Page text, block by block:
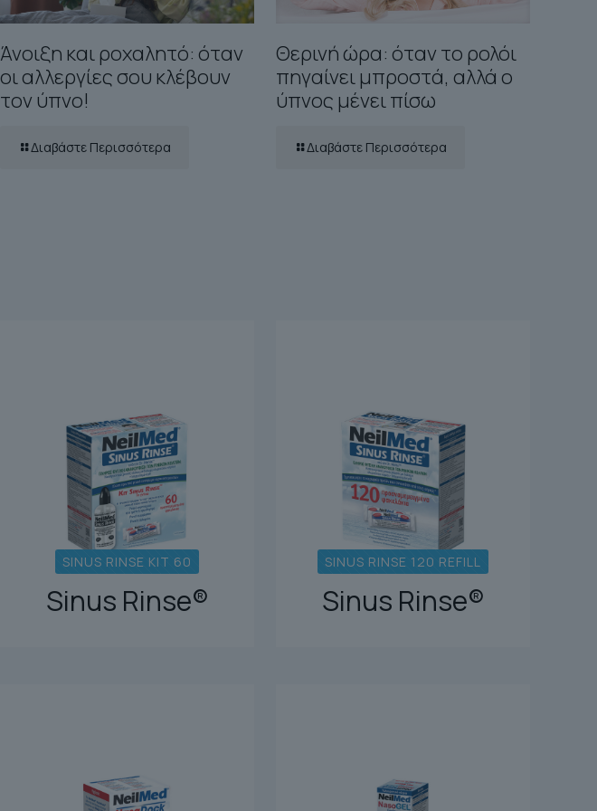
Άνοιξη και ροχαλητό: όταν
οι αλλεργίες σου κλέβουν
τον ύπνο!
Διαβάστε Περισσότερα
Θερινή ώρα: όταν το ρολόι
πηγαίνει μπροστά, αλλά ο
ύπνος μένει πίσω
Διαβάστε Περισσότερα
SINUS RINSE KIT 60
Sinus Rinse®
SINUS RINSE 120 REFILL
Sinus Rinse®